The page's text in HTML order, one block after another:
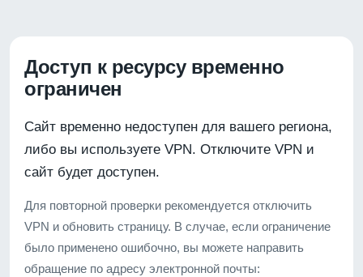
Доступ к ресурсу временно
ограничен
Сайт временно недоступен для вашего региона,
либо вы используете VPN. Отключите VPN и
сайт будет доступен.
Для повторной проверки рекомендуется отключить
VPN и обновить страницу. В случае, если ограничение
было применено ошибочно, вы можете направить
обращение по адресу электронной почты: